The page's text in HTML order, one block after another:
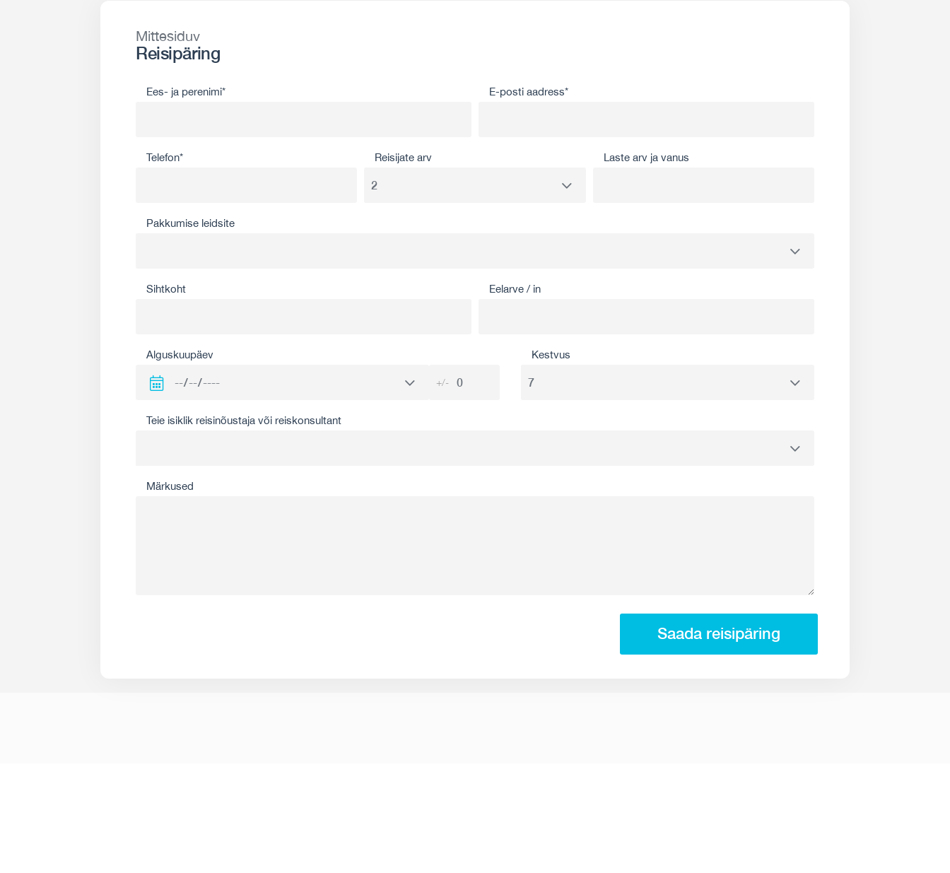
Mittesiduv
Reisipäring
Ees- ja perenimi* E-posti aadress*
Telefon* Reisijate arv Laste arv ja vanus
Pakkumise leidsite
Sihtkoht Eelarve / in
Alguskuupäev
+/-
Kestvus
Teie isiklik reisinõustaja või reiskonsultant
Märkused
Saada reisipäring